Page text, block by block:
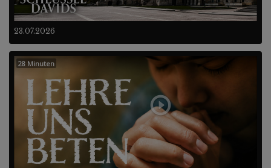
23.07.2026
28 Minuten